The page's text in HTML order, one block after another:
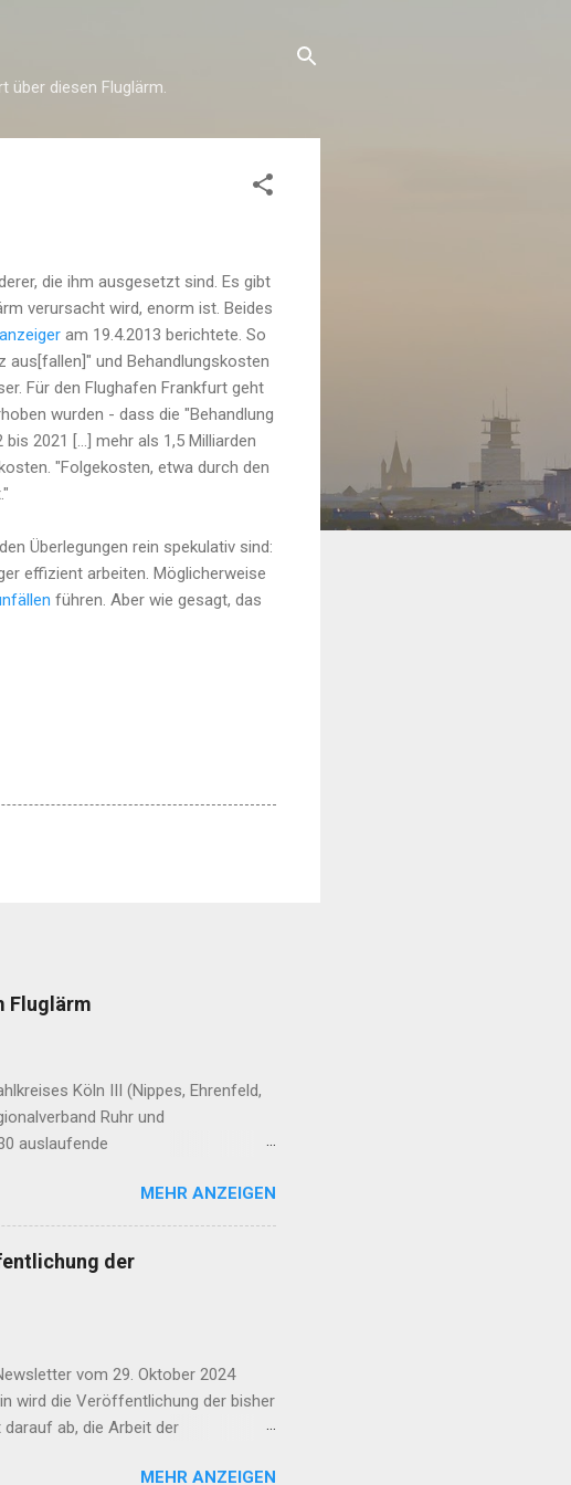
über diesen Fluglärm.
die ihm ausgesetzt sind. Es gibt
verursacht wird, enorm ist. Beides
am 19.4.2013 berichtete. So
aus[fallen]" und Behandlungskosten
Für den Flughafen Frankfurt geht
wurden - dass die "Behandlung
2021 [...] mehr als 1,5 Milliarden
"Folgekosten, etwa durch den
Überlegungen rein spekulativ sind:
effizient arbeiten. Möglicherweise
führen. Aber wie gesagt, das
Fluglärm
Köln III (Nippes, Ehrenfeld,
Ruhr und
auslaufende
steht der Flughafen Köln-Bonn im
der Kandidatinnen und
Parteien: CDU | SPD | FDP | AfD |
MLPD | dieBasis | Volt |
MEHR ANZEIGEN
der
vom 29. Oktober 2024
wird die Veröffentlichung der bisher
ab, die Arbeit der
werden. Ihre Aufgabe ist es,
MEHR ANZEIGEN